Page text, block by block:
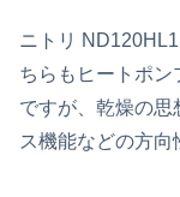
ニトリ
ちらもヒートポ
ですが、乾燥の思
ス機能などの方向